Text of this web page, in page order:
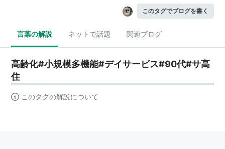
このタグでブログを書く
言葉の解説 ネットで話題 関連ブログ
高齢化#小規模多機能#デイサービス#90代#サ高
住
このタグの解説について